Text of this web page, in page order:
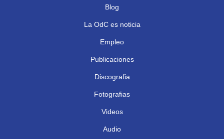
Blog
La OdC es noticia
Empleo
Publicaciones
Discografia
Fotografias
Videos
Audio